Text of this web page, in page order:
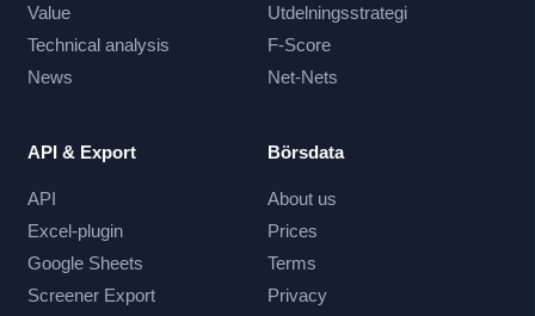
Value
Technical analysis
News
Utdelningsstrategi
F-Score
Net-Nets
API & Export
API
Excel-plugin
Google Sheets
Screener Export
Börsdata
About us
Prices
Terms
Privacy